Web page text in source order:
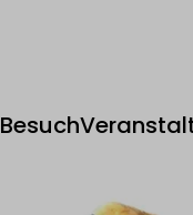
Besuch